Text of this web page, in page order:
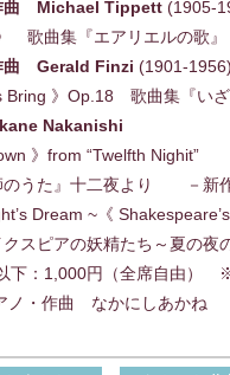
曲 Michael Tippett (1905-
『エアリエルの歌』
曲 Gerald Finzi (1901-
歌曲集『いざ花
Nakanishi
“Twelfth Nighit”
夜より －新作世
~《 Shakespeare’s
たち～夏の夜の
下：1,000円（全席自由）
・作曲 なかにしあかね